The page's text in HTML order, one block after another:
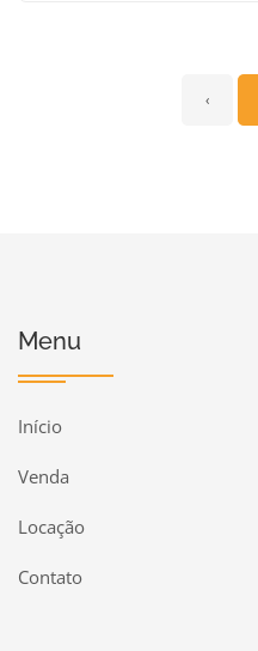
‹
Menu
Início
Venda
Locação
Contato